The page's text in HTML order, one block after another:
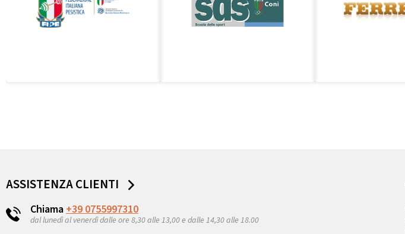
ASSISTENZA CLIENTI
Chiama +39 0755997310
dal lunedì al venerdì dalle ore 8,30 alle 13,00 e dalle 14,30 alle 18.00